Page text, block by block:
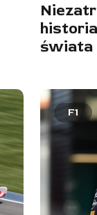
świata
F1